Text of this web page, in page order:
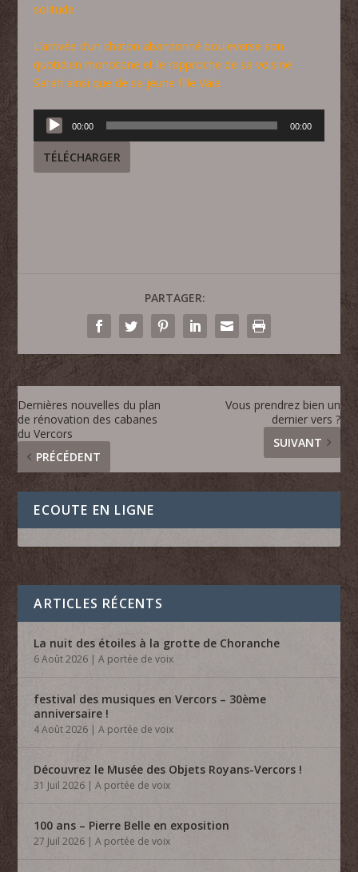
solitude.
L’arrivée d’un chaton abandonné bouleverse son
quotidien monotone et le rapproche de sa voisine
Sarah ainsi que de sa jeune fille Vaia.
Lecteur
audio
00:00 00:00
TÉLÉCHARGER
PARTAGER:
Dernières nouvelles du plan
de rénovation des cabanes
du Vercors
PRÉCÉDENT
Vous prendrez bien un
dernier vers ?
SUIVANT
ECOUTE EN LIGNE
ARTICLES RÉCENTS
La nuit des étoiles à la grotte de Choranche
6 Août 2026 |A portée de voix
festival des musiques en Vercors – 30ème
anniversaire !
4 Août 2026 |A portée de voix
Découvrez le Musée des Objets Royans-Vercors !
31 Juil 2026 |A portée de voix
100 ans – Pierre Belle en exposition
27 Juil 2026 |A portée de voix